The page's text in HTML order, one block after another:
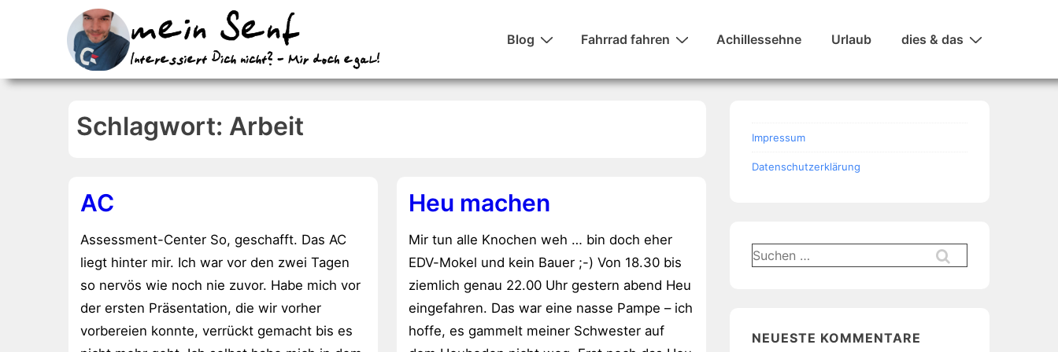
Hauptnavigation
Blog Fahrrad fahren Achillessehne Urlaub dies & das
Schlagwort: Arbeit
AC
Assessment-Center So, geschafft. Das AC
liegt hinter mir. Ich war vor den zwei Tagen
so nervös wie noch nie zuvor. Habe mich vor
der ersten Präsentation, die wir vorher
vorbereien konnte, verrückt gemacht bis es
Heu machen
Mir tun alle Knochen weh … bin doch eher
EDV-Mokel und kein Bauer ;-) Von 18.30 bis
ziemlich genau 22.00 Uhr gestern abend Heu
eingefahren. Das war eine nasse Pampe – ich
hoffe, es gammelt meiner Schwester auf
Impressum
Datenschutzerklärung
Suchen
nach:
NEUESTE KOMMENTARE